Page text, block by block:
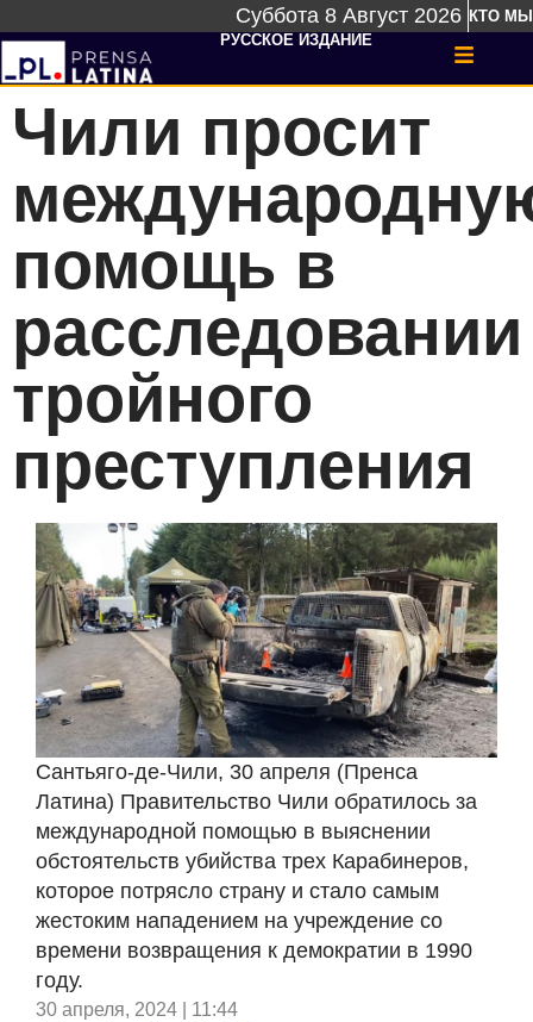
Суббота 8 Август 2026 КТО МЫ
РУССКОЕ ИЗДАНИЕ
Чили просит
помощь в
расследовании
тройного
преступления
Сантьяго-де-Чили, 30 апреля (Пренса
Латина) Правительство Чили обратилось за
международной помощью в выяснении
обстоятельств убийства трех Карабинеров,
которое потрясло страну и стало самым
жестоким нападением на учреждение со
времени возвращения к демократии в 1990
году.
30 апреля, 2024 | 11:44